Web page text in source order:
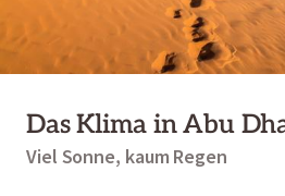
Das Klima in Abu
Viel Sonne, kaum Regen